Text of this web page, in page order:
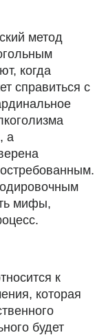
метод
когда
справиться с
а
мифы,
к
которая
будет